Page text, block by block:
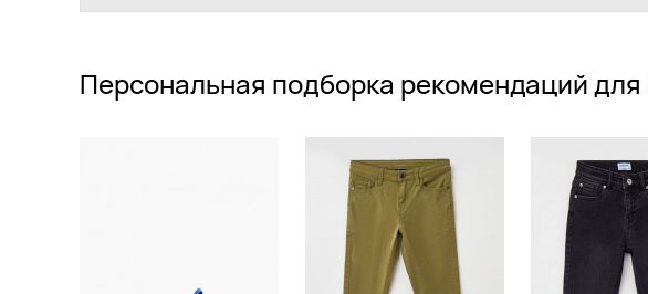
Персональная подборка рекомендаций для